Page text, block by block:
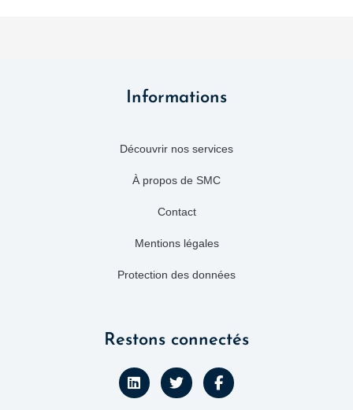
Informations
Découvrir nos services
À propos de SMC
Contact
Mentions légales
Protection des données
Restons connectés
L
i
n
T
w
i
F
a
c